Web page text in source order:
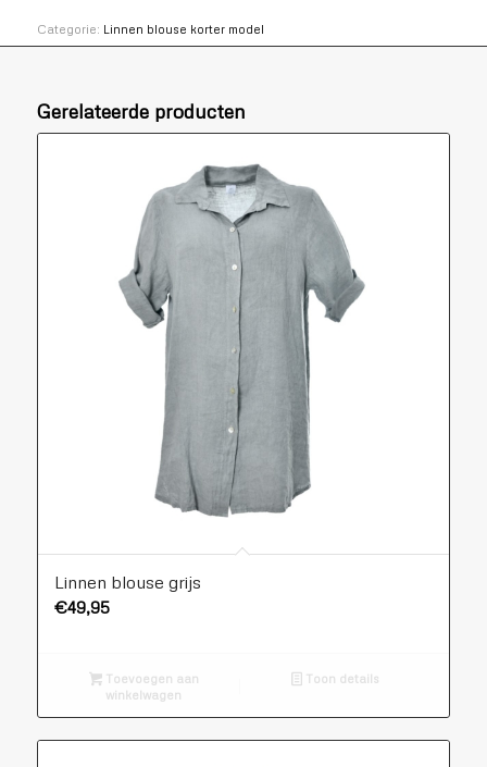
Categorie: Linnen blouse korter model
Gerelateerde producten
Linnen blouse grijs
€49,95
Toevoegen aan
winkelwagen
Toon details